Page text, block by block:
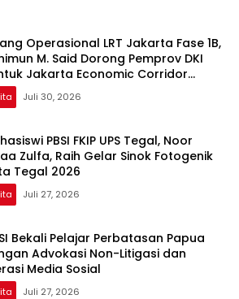
Operasional LRT Jakarta Fase 1B,
M. Said Dorong Pemprov DKI
Jakarta Economic Corridor
Juli 30, 2026
PBSI FKIP UPS Tegal, Noor
Zulfa, Raih Gelar Sinok Fotogenik
Tegal 2026
Juli 27, 2026
Bekali Pelajar Perbatasan Papua
Advokasi Non-Litigasi dan
Media Sosial
Juli 27, 2026